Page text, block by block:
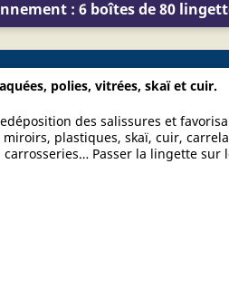
: 6 boîtes de 80
polies, vitrées, skaï et cuir.
des salissures et
plastiques, skaï, cuir,
Passer la lingette sur